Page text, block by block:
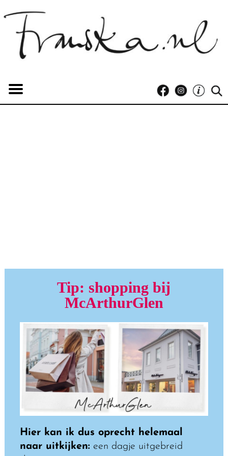
Tip: shopping bij
McArthurGlen
Hier kan ik dus oprecht helemaal
naar uitkijken: een dagje uitgebreid